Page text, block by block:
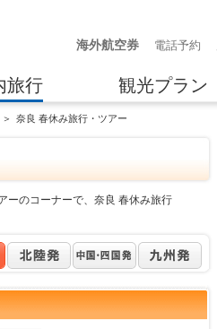
海外航空券
電話予約
旅行 観光プラン
＞ 奈良 春休み旅行・ツアー
ーのコーナーで、奈良 春休み旅行